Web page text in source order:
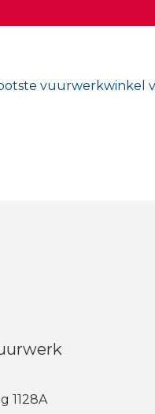
vuurwerkwinkel
1128A